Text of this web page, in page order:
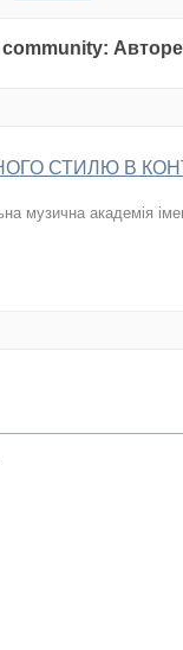
СТИЛЮ В
музична академія